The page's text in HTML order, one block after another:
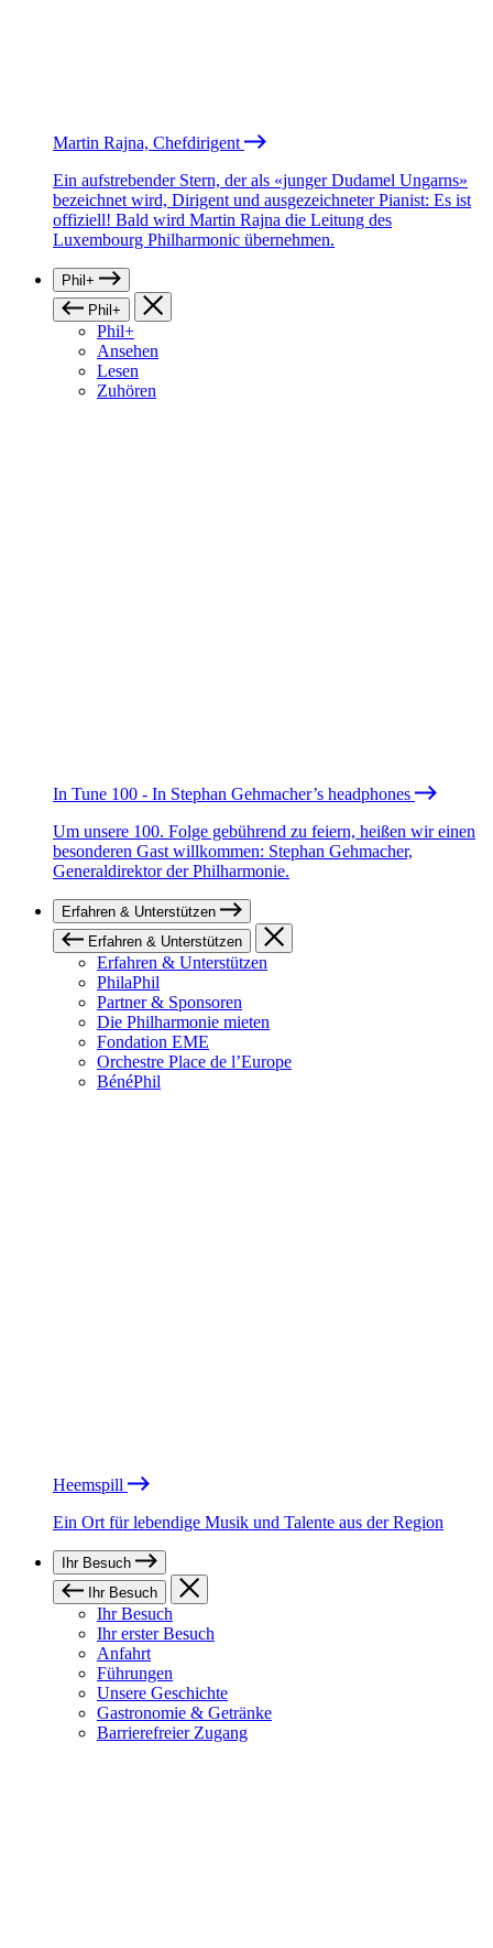
Martin Rajna, Chefdirigent
Ein aufstrebender Stern, der als «junger Dudamel Ungarns»
bezeichnet wird, Dirigent und ausgezeichneter Pianist: Es ist
offiziell! Bald wird Martin Rajna die Leitung des
Luxembourg Philharmonic übernehmen.
Phil+
Phil+
Phil+
Ansehen
Lesen
Zuhören
In Tune 100 - In Stephan Gehmacher’s headphones
Um unsere 100. Folge gebührend zu feiern, heißen wir einen
besonderen Gast willkommen: Stephan Gehmacher,
Generaldirektor der Philharmonie.
Erfahren & Unterstützen
Erfahren & Unterstützen
Erfahren & Unterstützen
PhilaPhil
Partner & Sponsoren
Die Philharmonie mieten
Fondation EME
Orchestre Place de l’Europe
BénéPhil
Heemspill
Ein Ort für lebendige Musik und Talente aus der Region
Ihr Besuch
Ihr Besuch
Ihr Besuch
Ihr erster Besuch
Anfahrt
Führungen
Unsere Geschichte
Gastronomie & Getränke
Barrierefreier Zugang